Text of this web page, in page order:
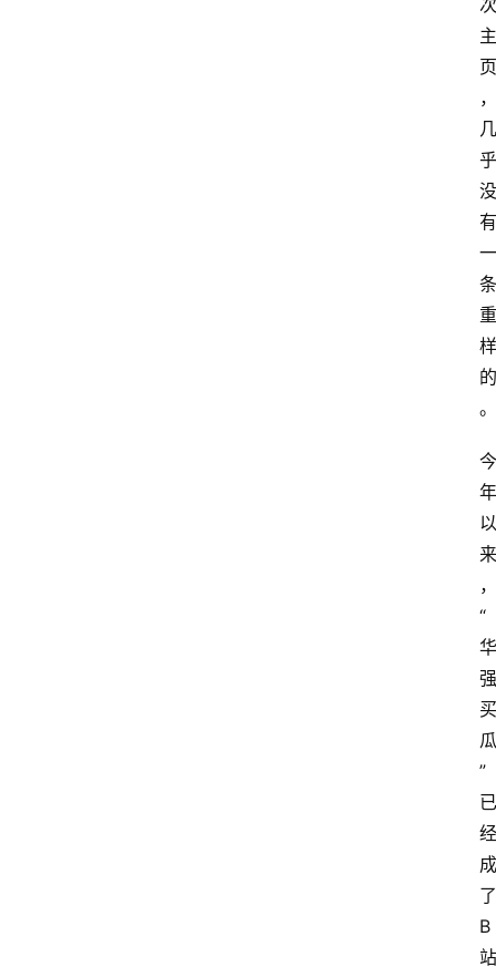
次
主
页
，
几
乎
没
有
一
条
重
样
的
。
今
年
以
来
，
“
华
强
买
瓜
”
已
经
成
了
B
站